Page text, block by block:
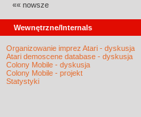
«« nowsze
Wewnętrzne/Internals
Organizowanie imprez Atari - dyskusja
Atari demoscene database - dyskusja
Colony Mobile - dyskusja
Colony Mobile - projekt
Statystyki